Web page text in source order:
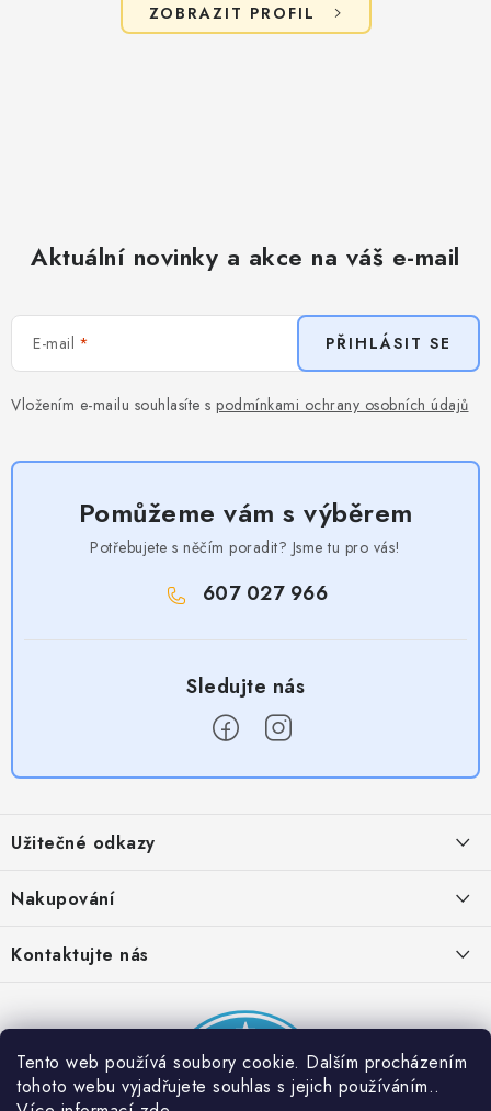
Tento web používá soubory cookie. Dalším procházením
tohoto webu vyjadřujete souhlas s jejich používáním..
ZOBRAZIT PROFIL
Aktuální novinky a akce na váš e-mail
E-mail
Vložením e-mailu souhlasíte s podmínkami ochrany osobních údajů
PŘIHLÁSIT SE
Pomůžeme vám s výběrem
Potřebujete s něčím poradit? Jsme tu pro vás!
607 027 966
p
a
Užitečné odkazy
Obchodní podmínky
Provizní systém
Partner stránek: Super plecháček
Nakupování
Časté otázky
Podmínky akce 2 + 1 zdarma
Kontaktujte nás